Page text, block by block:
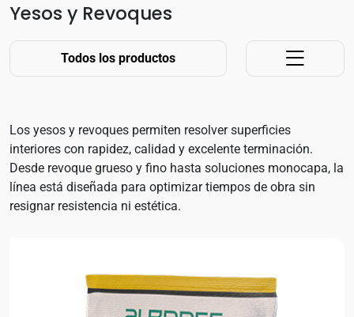
Yesos y Revoques
Todos los productos
Los yesos y revoques permiten resolver superficies
interiores con rapidez, calidad y excelente terminación.
Desde revoque grueso y fino hasta soluciones monocapa, la
línea está diseñada para optimizar tiempos de obra sin
resignar resistencia ni estética.